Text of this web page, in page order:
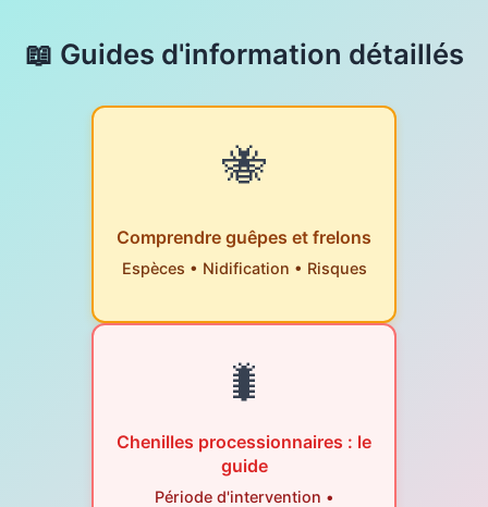
📖 Guides d'information détaillés
🐝
Comprendre guêpes et frelons
Espèces • Nidification • Risques
🐛
Chenilles processionnaires : le
guide
Période d'intervention •